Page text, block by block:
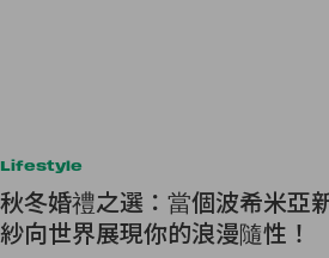
Lifestyle
秋冬婚禮之選：當個波希米亞
紗向世界展現你的浪漫隨性！